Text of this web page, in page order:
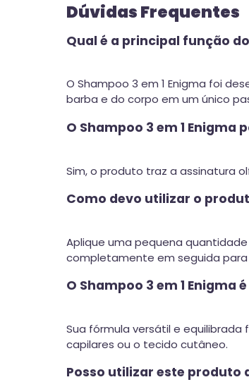
Dúvidas Frequentes
Qual é a principal função
O Shampoo 3 em 1 Enigma foi
barba e do corpo em um único
O Shampoo 3 em 1
Sim, o produto traz a assinatura
Como devo utilizar o
Aplique uma pequena
completamente em seguida
O Shampoo 3 em 1 Enigma
Sua fórmula versátil e
capilares ou o tecido cutâneo.
Posso utilizar este produto